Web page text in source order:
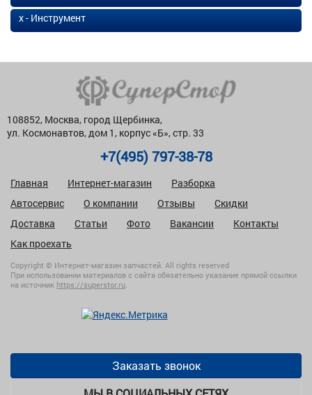
х - Инструмент
108852, Москва, город Щербинка,
ул. Космонавтов, дом 1, корпус «Б», стр. 33
+7(495) 797-38-78
Главная Интернет-магазин
Разборка
Автосервис
О компании Отзывы
Скидки
Доставка
Статьи Фото Вакансии
Контакты
Как проехать
Copyright © Интернет-магазин запчастей. All rights reserved
При использовании материалов с сайта обязательно указание прямой ссылки
на источник https://superstor.ru.
Заказать звонок